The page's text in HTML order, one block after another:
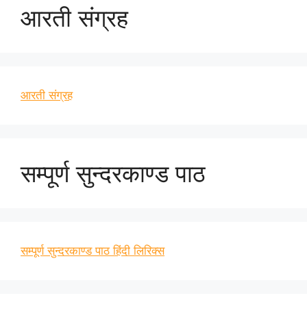
आरती संग्रह
आरती संग्रह
सम्पूर्ण सुन्दरकाण्ड पाठ
सम्पूर्ण सुन्दरकाण्ड पाठ हिंदी लिरिक्स